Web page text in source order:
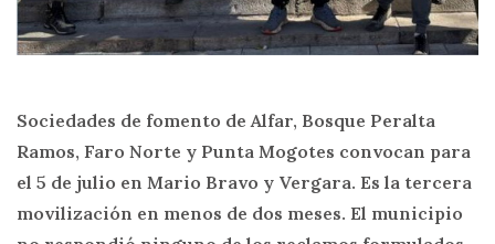
Sociedades de fomento de Alfar, Bosque Peralta
Ramos, Faro Norte y Punta Mogotes convocan para
el 5 de julio en Mario Bravo y Vergara. Es la tercera
movilización en menos de dos meses. El municipio